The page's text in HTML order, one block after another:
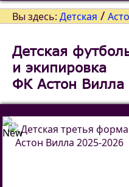
Вы здесь: Детская /
Детская
и экипировка
ФК Астон Вилла